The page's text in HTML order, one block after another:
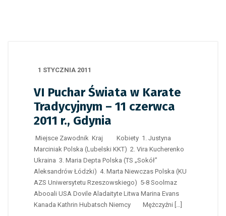
1 STYCZNIA 2011
VI Puchar Świata w Karate
Tradycyjnym – 11 czerwca
2011 r., Gdynia
Miejsce Zawodnik Kraj Kobiety 1. Justyna
Marciniak Polska (Lubelski KKT) 2. Vira Kucherenko
Ukraina 3. Maria Depta Polska (TS „Sokół”
Aleksandrów Łódzki) 4. Marta Niewczas Polska (KU
AZS Uniwersytetu Rzeszowskiego) 5-8 Soolmaz
Abooali USA Dovile Aladaityte Litwa Marina Evans
Kanada Kathrin Hubatsch Niemcy Mężczyźni […]